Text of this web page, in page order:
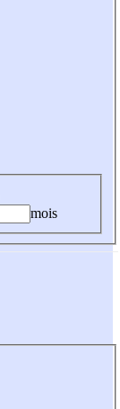
mois